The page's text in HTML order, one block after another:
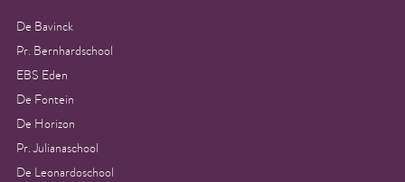
De Bavinck
Pr. Bernhardschool
EBS Eden
De Fontein
De Horizon
Pr. Julianaschool
De Leonardoschool